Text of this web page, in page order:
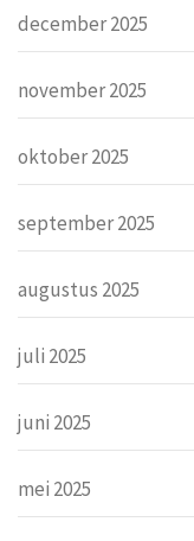
december 2025
november 2025
oktober 2025
september 2025
augustus 2025
juli 2025
juni 2025
mei 2025